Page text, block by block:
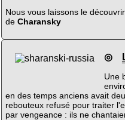
Nous vous laissons le
de Charansky
◎
Une
en des temps anciens avait
rebouteux refusé pour traiter
par vengeance : ils ne